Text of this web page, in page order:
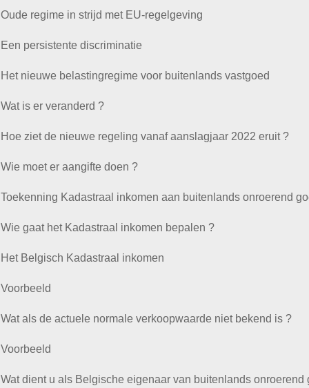
Oude regime in strijd met EU-regelgeving
Een persistente discriminatie
Het nieuwe belastingregime voor buitenlands vastgoed
Wat is er veranderd ?
Hoe ziet de nieuwe regeling vanaf aanslagjaar 2022 eruit ?
Wie moet er aangifte doen ?
Toekenning Kadastraal inkomen aan buitenlands onroerend
Wie gaat het Kadastraal inkomen bepalen ?
Het Belgisch Kadastraal inkomen
Voorbeeld
Wat als de actuele normale verkoopwaarde niet bekend is ?
Voorbeeld
Wat dient u als Belgische eigenaar van buitenlands onroerend